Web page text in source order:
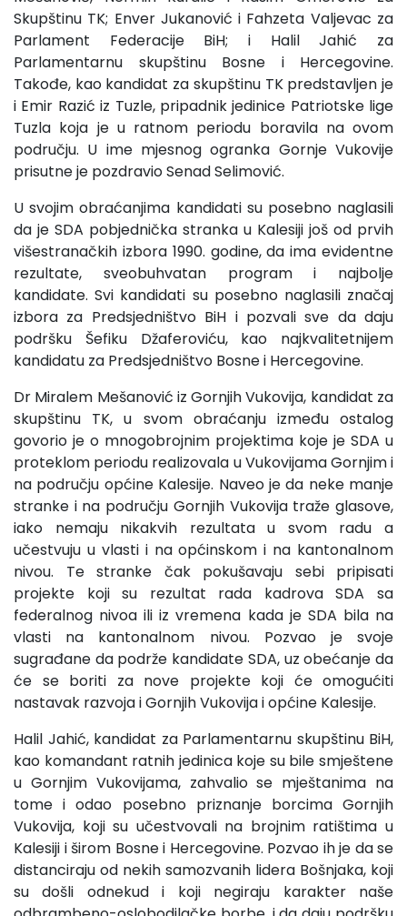
Skupštinu TK; Enver Jukanović i Fahzeta Valjevac za
Parlament Federacije BiH; i Halil Jahić za
Parlamentarnu skupštinu Bosne i Hercegovine.
Takođe, kao kandidat za skupštinu TK predstavljen je
i Emir Razić iz Tuzle, pripadnik jedinice Patriotske lige
Tuzla koja je u ratnom periodu boravila na ovom
području. U ime mjesnog ogranka Gornje Vukovije
prisutne je pozdravio Senad Selimović.
U svojim obraćanjima kandidati su posebno naglasili
da je SDA pobjednička stranka u Kalesiji još od prvih
višestranačkih izbora 1990. godine, da ima evidentne
rezultate, sveobuhvatan program i najbolje
kandidate. Svi kandidati su posebno naglasili značaj
izbora za Predsjedništvo BiH i pozvali sve da daju
podršku Šefiku Džaferoviću, kao najkvalitetnijem
kandidatu za Predsjedništvo Bosne i Hercegovine.
Dr Miralem Mešanović iz Gornjih Vukovija, kandidat za
skupštinu TK, u svom obraćanju između ostalog
govorio je o mnogobrojnim projektima koje je SDA u
proteklom periodu realizovala u Vukovijama Gornjim i
na području općine Kalesije. Naveo je da neke manje
stranke i na području Gornjih Vukovija traže glasove,
iako nemaju nikakvih rezultata u svom radu a
učestvuju u vlasti i na općinskom i na kantonalnom
nivou. Te stranke čak pokušavaju sebi pripisati
projekte koji su rezultat rada kadrova SDA sa
federalnog nivoa ili iz vremena kada je SDA bila na
vlasti na kantonalnom nivou. Pozvao je svoje
sugrađane da podrže kandidate SDA, uz obećanje da
će se boriti za nove projekte koji će omogućiti
nastavak razvoja i Gornjih Vukovija i općine Kalesije.
Halil Jahić, kandidat za Parlamentarnu skupštinu BiH,
kao komandant ratnih jedinica koje su bile smještene
u Gornjim Vukovijama, zahvalio se mještanima na
tome i odao posebno priznanje borcima Gornjih
Vukovija, koji su učestvovali na brojnim ratištima u
Kalesiji i širom Bosne i Hercegovine. Pozvao ih je da se
distanciraju od nekih samozvanih lidera Bošnjaka, koji
su došli odnekud i koji negiraju karakter naše